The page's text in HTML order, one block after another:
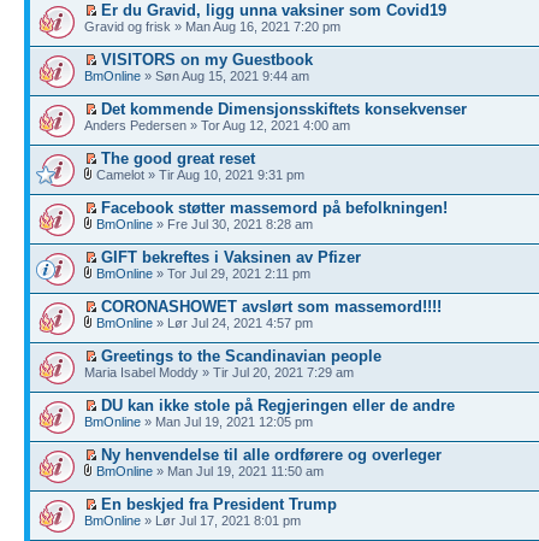
Er du Gravid, ligg unna vaksiner som Covid19
Gravid og frisk » Man Aug 16, 2021 7:20 pm
VISITORS on my Guestbook
BmOnline » Søn Aug 15, 2021 9:44 am
Det kommende Dimensjonsskiftets konsekvenser
Anders Pedersen » Tor Aug 12, 2021 4:00 am
The good great reset
Camelot » Tir Aug 10, 2021 9:31 pm
Facebook støtter massemord på befolkningen!
BmOnline » Fre Jul 30, 2021 8:28 am
GIFT bekreftes i Vaksinen av Pfizer
BmOnline » Tor Jul 29, 2021 2:11 pm
CORONASHOWET avslørt som massemord!!!!
BmOnline » Lør Jul 24, 2021 4:57 pm
Greetings to the Scandinavian people
Maria Isabel Moddy » Tir Jul 20, 2021 7:29 am
DU kan ikke stole på Regjeringen eller de andre
BmOnline » Man Jul 19, 2021 12:05 pm
Ny henvendelse til alle ordførere og overleger
BmOnline » Man Jul 19, 2021 11:50 am
En beskjed fra President Trump
BmOnline » Lør Jul 17, 2021 8:01 pm